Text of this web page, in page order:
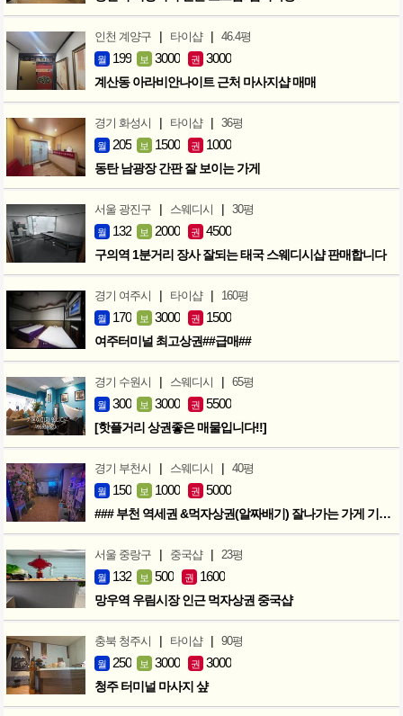
인천 계양구 | 타이샵 | 46.4평
월 199 보 3000 권 3000
계산동 아라비안나이트 근처 마사지샵 매매
경기 화성시 | 타이샵 | 36평
월 205 보 1500 권 1000
동탄 남광장 간판 잘 보이는 가게
서울 광진구 | 스웨디시 | 30평
월 132 보 2000 권 4500
구의역 1분거리 장사 잘되는 태국 스웨디시샵 판매합니다
경기 여주시 | 타이샵 | 160평
월 170 보 3000 권 1500
여주터미널 최고상권##급매##
경기 수원시 | 스웨디시 | 65평
월 300 보 3000 권 5500
[핫플거리 상권좋은 매물입니다!!]
경기 부천시 | 스웨디시 | 40평
월 150 보 1000 권 5000
### 부천 역세권 &먹자상권(알짜배기) 잘나가는 가게 기회입니다 ###
서울 중랑구 | 중국샵 | 23평
월 132 보 500 권 1600
망우역 우림시장 인근 먹자상권 중국샵
충북 청주시 | 타이샵 | 90평
월 250 보 3000 권 3000
청주 터미널 마사지 샾